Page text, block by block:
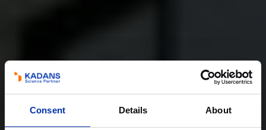
Consent Details About